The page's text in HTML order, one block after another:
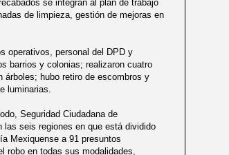
se integran al plan de trabajo
de limpieza, gestión de mejoras en
operativos, personal del DPD y
barrios y colonias; realizaron cuatro
árboles; hubo retiro de escombros y
luminarias.
Seguridad Ciudadana de
seis regiones en que está dividido
Mexiquense a 91 presuntos
robo en todas sus modalidades,